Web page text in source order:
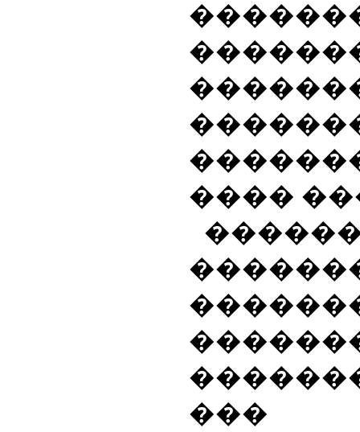
����
���